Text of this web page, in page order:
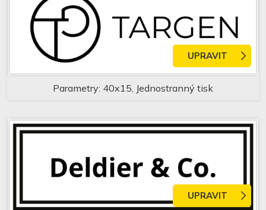
Parametry: 40x15, Jednostranný tisk
UPRAVIT
UPRAVIT